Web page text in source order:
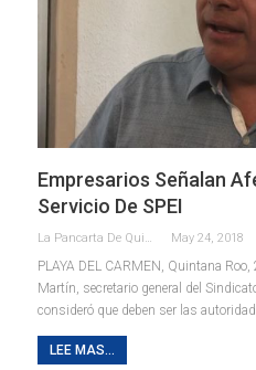
Empresarios Señalan
Servicio De SPEI
La Pancarta De Quintana Roo May 24, 2018
PLAYA DEL CARMEN, Quintana
Martín, secretario general del
consideró que deben ser las
LEE MAS...